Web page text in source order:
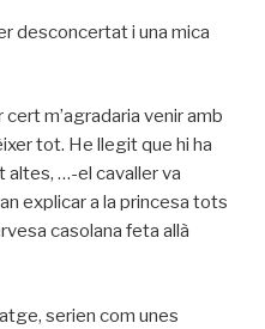
desconcertat i una mica
m’agradaria venir amb
tot. He llegit que hi ha
altes, …-el cavaller va
explicar a la princesa tots
casolana feta allà
serien com unes